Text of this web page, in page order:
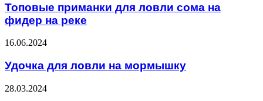
Топовые приманки для ловли сома на
фидер на реке
16.06.2024
Удочка для ловли на мормышку
28.03.2024